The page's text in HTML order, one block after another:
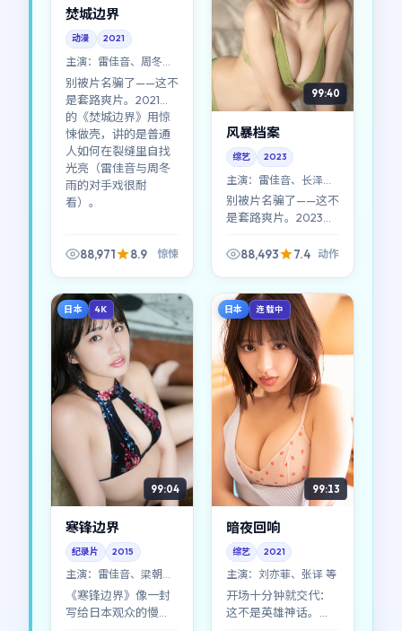
焚城边界
动漫 2021
主演： 雷佳音、周冬雨
等
别被片名骗了——这不
是套路爽片。2021年
的《焚城边界》用惊
悚做壳，讲的是普通
人如何在裂缝里自找
光亮（雷佳音与周冬
雨的对手戏很耐
看）。
88,971 8.9 惊悚
99:40
风暴档案
综艺 2023
主演： 雷佳音、长泽雅
美 等
别被片名骗了——这不
是套路爽片。2023年
作做壳，讲的是普通
雅美的对手戏很耐
看）。
88,493 7.4 动作
日本 4K
99:04
寒锋边界
纪录片 2015
主演： 雷佳音、梁朝伟
等
《寒锋边界》像一封
写给日本观众的慢
日本 连载中
99:13
暗夜回响
综艺 2021
主演： 刘亦菲、张译 等
开场十分钟就交代：
这不是英雄神话。